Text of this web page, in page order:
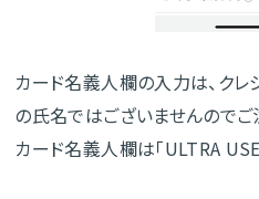
カード名義人欄の入力は、クレ
の氏名ではございませんのでご
カード名義人欄は「ULTRA